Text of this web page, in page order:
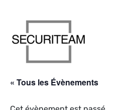
Navigation principale
« Tous les Évènements